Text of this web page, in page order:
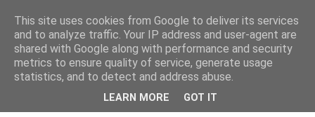
czwartek, maja 02, 2019
Ufam Tobie Panie...
This site uses cookies from Google to deliver its services
and to analyze traffic. Your IP address and user-agent are
shared with Google along with performance and security
metrics to ensure quality of service, generate usage
statistics, and to detect and address abuse.
LEARN MORE GOT IT